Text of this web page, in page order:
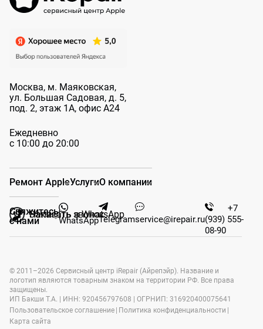
Москва, м. Маяковская,
ул. Большая Садовая, д. 5,
под. 2, этаж 1А, офис А24
Ежедневно
с 10:00 до 20:00
Заказать звонок
Написать в WhatsApp
Ремонт AppleУслугиО компании
Свяжитесь
с нами
WhatsAppTelegramservice@irepair.ru
+7
(939) 555-
08-90
© 2011–2026 Сервисный центр iRepair (Айрепэйр). Название и
логотип являются товарным знаком на территории РФ. Все права
защищены.
ИП Бакши Т.А. | ИНН: 920456797608 | ОГРНИП: 316920400075641
Пользовательское соглашение | Политика конфиденциальности |
Карта сайта